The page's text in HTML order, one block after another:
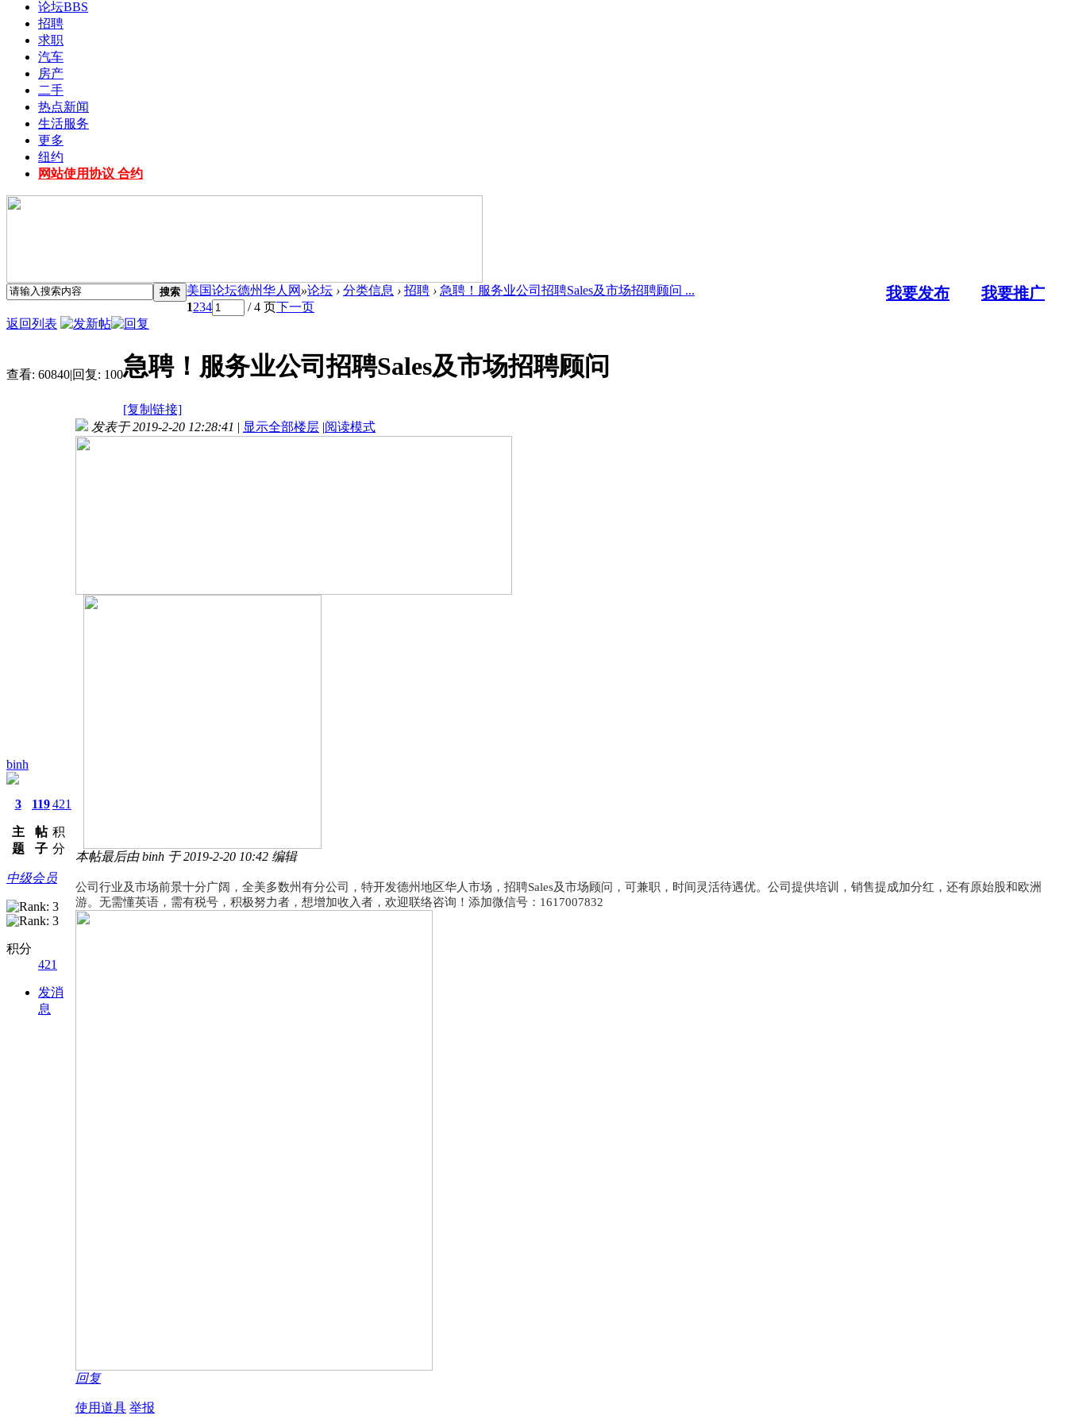
论坛BBS
招聘
求职
汽车
房产
二手
热点新闻
生活服务
更多
纽约
网站使用协议 合约
搜索 我要发布 我要推广
美国论坛德州华人网 »论坛 › 分类信息 › 招聘 › 急聘！服务业公司招聘Sales及市场招聘顾问 ...
1234 / 4 页下一页
返回列表
查看: 60840|回复: 100急聘！服务业公司招聘Sales及市场招聘顾问
[复制链接]
binh
3
主
题
119
帖
子
421
积
分
中级会员
积分
421
发消
息
发表于 2019-2-20 12:28:41 | 显示全部楼层 |阅读模式
本帖最后由 binh 于 2019-2-20 10:42 编辑
公司行业及市场前景十分广阔，全美多数州有分公司，特开发德州地区华人市场，招聘Sales及市场顾问，可兼职，时间灵活待遇优。公司提供培训，销售提成加分红，还有原始股和欧洲
游。无需懂英语，需有税号，积极努力者，想增加收入者，欢迎联络咨询！添加微信号：1617007832
回复
使用道具 举报